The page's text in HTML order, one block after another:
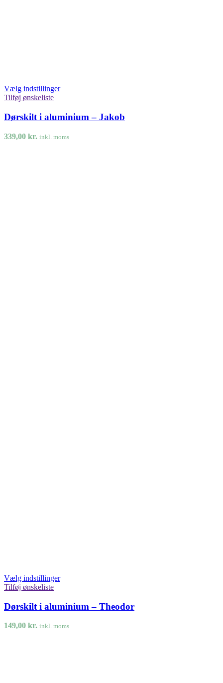
Vælg indstillinger
Tilføj ønskeliste
Dørskilt i aluminium – Jakob
339,00 kr. inkl. moms
Vælg indstillinger
Tilføj ønskeliste
Dørskilt i aluminium – Theodor
149,00 kr. inkl. moms